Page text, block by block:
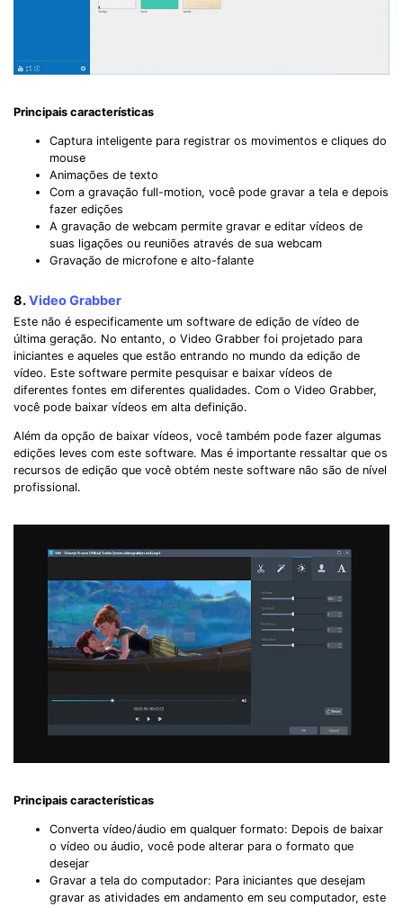
Principais características
Captura inteligente para registrar os movimentos e cliques do
mouse
Animações de texto
Com a gravação full-motion, você pode gravar a tela e depois
fazer edições
A gravação de webcam permite gravar e editar vídeos de
suas ligações ou reuniões através de sua webcam
Gravação de microfone e alto-falante
8.Video Grabber
Este não é especificamente um software de edição de vídeo de
última geração. No entanto, o Video Grabber foi projetado para
iniciantes e aqueles que estão entrando no mundo da edição de
vídeo. Este software permite pesquisar e baixar vídeos de
diferentes fontes em diferentes qualidades. Com o Video Grabber,
você pode baixar vídeos em alta definição.
Além da opção de baixar vídeos, você também pode fazer algumas
edições leves com este software. Mas é importante ressaltar que os
recursos de edição que você obtém neste software não são de nível
profissional.
Principais características
Converta vídeo/áudio em qualquer formato: Depois de baixar
o vídeo ou áudio, você pode alterar para o formato que
desejar
Gravar a tela do computador: Para iniciantes que desejam
gravar as atividades em andamento em seu computador, este
Record Like a Pro, Edit
Record. Edit. Share. All with Filmora!
Got It Try It Now